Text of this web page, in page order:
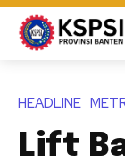
HEADLINE
Lift